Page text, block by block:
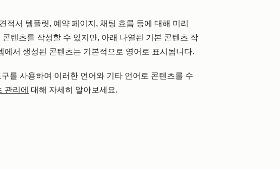
적서 템플릿, 예약 페이지, 채팅 흐름 등에 대해 미리
텐츠를 작성할 수 있지만, 아래 나열된 기본 콘텐츠 작
서 생성된 콘텐츠는 기본적으로 영어로 표시됩니다.
를 사용하여 이러한 언어와 기타 언어로 콘텐츠를 수
관리에 대해 자세히 알아보세요.